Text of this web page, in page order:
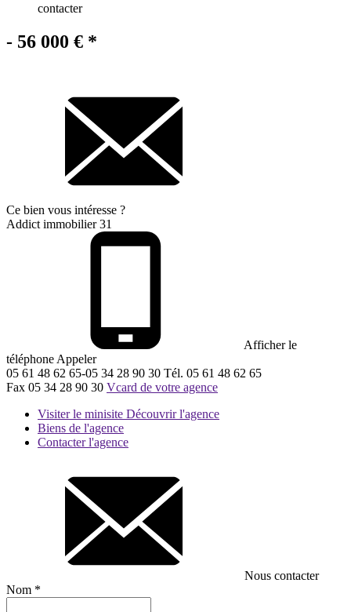
contacter
- 56 000 € *
Ce bien vous intéresse ?
Addict immobilier 31
Afficher le
téléphone Appeler
05 61 48 62 65-05 34 28 90 30 Tél. 05 61 48 62 65
Fax 05 34 28 90 30 Vcard de votre agence
Visiter le minisite Découvrir l'agence
Biens de l'agence
Contacter l'agence
Nous contacter
Nom *